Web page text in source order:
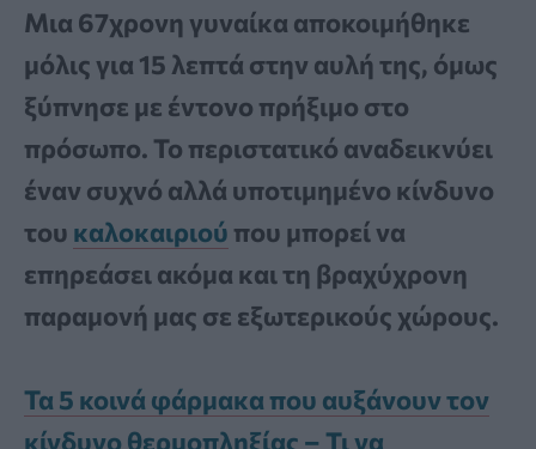
Μια 67χρονη γυναίκα αποκοιμήθηκε
μόλις για 15 λεπτά στην αυλή της, όμως
ξύπνησε με έντονο πρήξιμο στο
πρόσωπο. Το περιστατικό αναδεικνύει
έναν συχνό αλλά υποτιμημένο κίνδυνο
του καλοκαιριού που μπορεί να
επηρεάσει ακόμα και τη βραχύχρονη
παραμονή μας σε εξωτερικούς χώρους.
Τα 5 κοινά φάρμακα που αυξάνουν τον
κίνδυνο θερμοπληξίας – Τι να